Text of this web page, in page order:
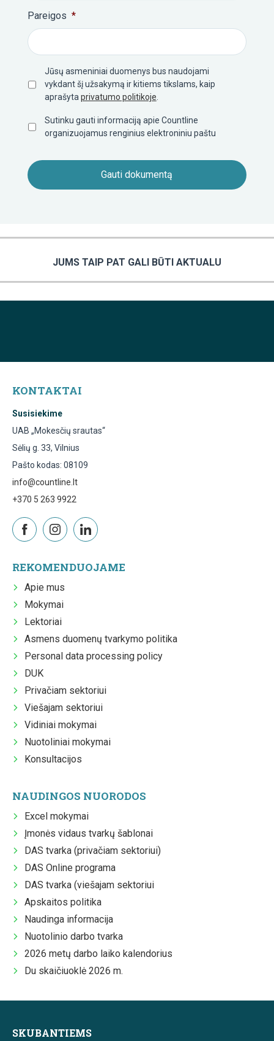
Pareigos *
Privatumo
politika *
Jūsų asmeniniai duomenys bus naudojami
vykdant šį užsakymą ir kitiems tikslams, kaip
aprašyta privatumo politikoje
Informacija
apie
Sutinku gauti informaciją apie Countline
organizuojamus renginius elektroniniu paštu
JUMS TAIP PAT GALI BŪTI AKTUALU
KONTAKTAI
Susisiekime
UAB „Mokesčių srautas“
Sėlių g. 33, Vilnius
Pašto kodas: 08109
info@countline.lt
+370 5 263 9922
REKOMENDUOJAME
Apie mus
Mokymai
Lektoriai
Asmens duomenų tvarkymo politika
Personal data processing policy
DUK
Privačiam sektoriui
Viešajam sektoriui
Vidiniai mokymai
Nuotoliniai mokymai
Konsultacijos
NAUDINGOS NUORODOS
Excel mokymai
Įmonės vidaus tvarkų šablonai
DAS tvarka (privačiam sektoriui)
DAS Online programa
DAS tvarka (viešajam sektoriui
Apskaitos politika
Naudinga informacija
Nuotolinio darbo tvarka
2026 metų darbo laiko kalendorius
Du skaičiuoklė 2026 m.
SKUBANTIEMS